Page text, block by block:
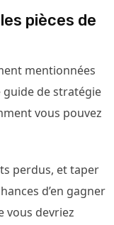
pièces de
mentionnées
guide de stratégie
vous pouvez
perdus, et taper
d’en gagner
vous devriez